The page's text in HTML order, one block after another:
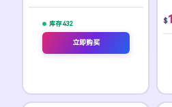
库存 432
立即购买
$